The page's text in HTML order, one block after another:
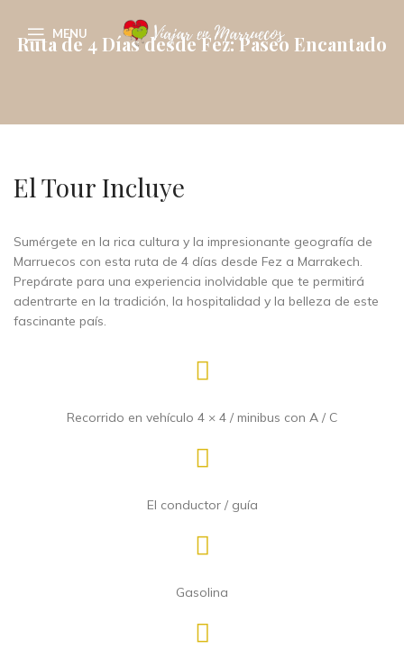
MENU
Ruta de 4 Días desde Fez: Paseo Encantado
El Tour Incluye
Sumérgete en la rica cultura y la impresionante geografía de
Marruecos con esta ruta de 4 días desde Fez a Marrakech.
Prepárate para una experiencia inolvidable que te permitirá
adentrarte en la tradición, la hospitalidad y la belleza de este
fascinante país.
Recorrido en vehículo 4 × 4 / minibus con A / C
El conductor / guía
Gasolina